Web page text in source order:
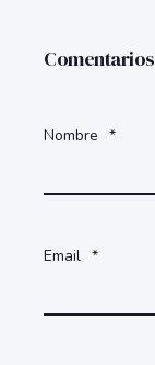
Comentarios
Nombre *
Email *